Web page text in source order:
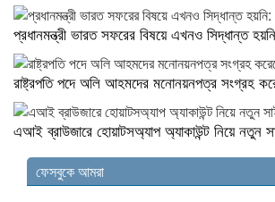
প্রধানমন্ত্রী ভারত সফরের বিষয়ে এখনও সিদ্ধান্ত
রাষ্ট্রপতি পদে অলি আহমদের মনোনয়নপত্র সংগ্রহ
এআই ব্রাউজারে হোয়াটসঅ্যাপ অ্যাকাউন্ট নিয়ে নতুন
ফেসবুকে আমরা